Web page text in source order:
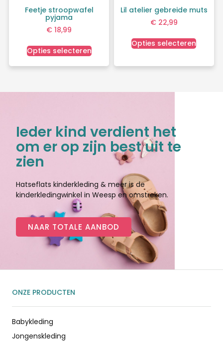
Feetje stroopwafel
pyjama
€ 18,99
Opties selecteren
Lil atelier gebreide muts
€22,99
Opties selecteren
Ieder kind verdient het
om er op zijn best uit te
zien
Hatseflats kinderkleding & meer is de
kinderkledingwinkel in Weesp en omstreken.
NAAR TOTALE AANBOD
ONZE PRODUCTEN
Babykleding
Jongenskleding